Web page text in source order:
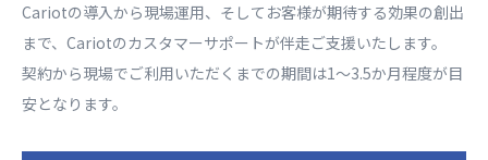
Cariotの導入から現場運用、そしてお客様が期待する効果の創出
まで、Cariotのカスタマーサポートが伴走ご支援いたします。​
契約から現場でご利用いただくまでの期間は1〜3.5か月程度が目
安となります。​